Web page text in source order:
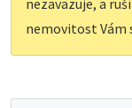
nemovitost Vám